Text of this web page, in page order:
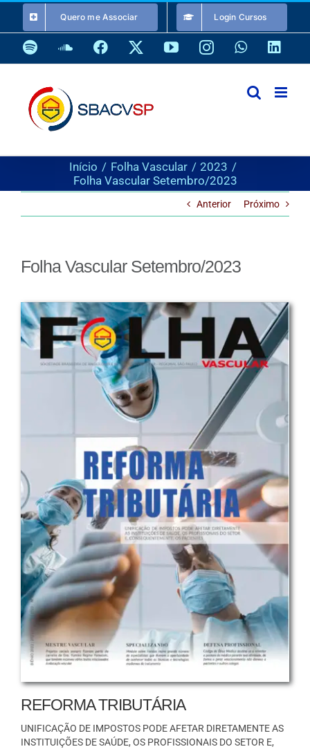
o
conteúdo
Quero me Associar Login Cursos
SpotifySoundCloud
Facebook YouTubeInstagramWhatsApp
Início Folha Vascular
2023
Folha Vascular Setembro/2023
Anterior Próximo
Folha Vascular Setembro/2023
REFORMA TRIBUTÁRIA
UNIFICAÇÃO DE IMPOSTOS PODE AFETAR DIRETAMENTE AS
INSTITUIÇÕES DE SAÚDE, OS PROFISSIONAIS DO SETOR E,